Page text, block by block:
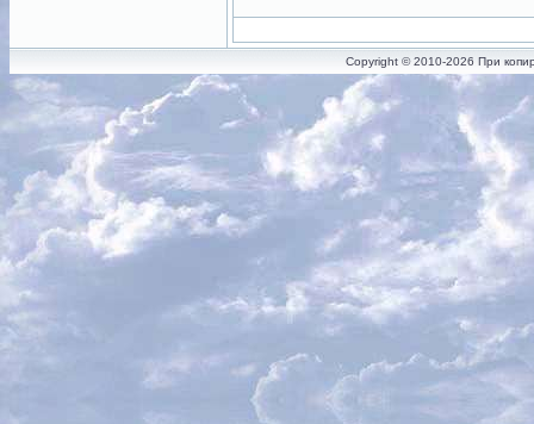
Copyright © 2010-2026 При